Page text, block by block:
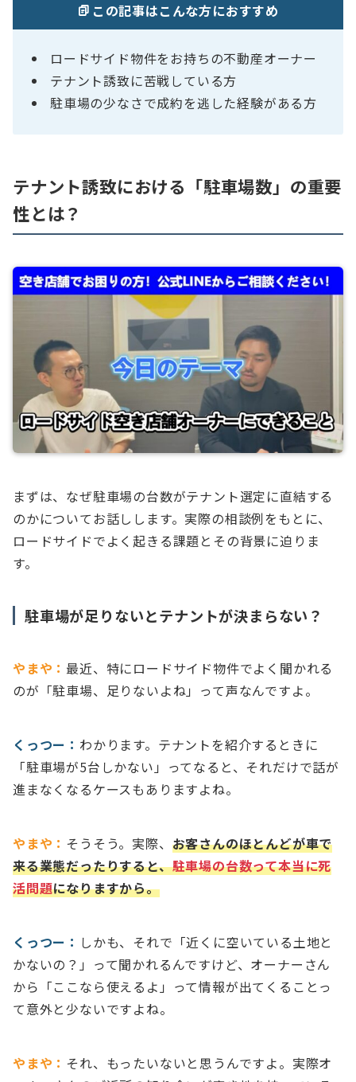
この記事はこんな方におすすめ
ロードサイド物件をお持ちの不動産オーナー
テナント誘致に苦戦している方
駐車場の少なさで成約を逃した経験がある方
テナント誘致における「駐車場数」の重要
性とは？
まずは、なぜ駐車場の台数がテナント選定に直結する
のかについてお話しします。実際の相談例をもとに、
ロードサイドでよく起きる課題とその背景に迫りま
す。
駐車場が足りないとテナントが決まらない？
やまや：最近、特にロードサイド物件でよく聞かれる
のが「駐車場、足りないよね」って声なんですよ。
くっつー： わかります。テナントを紹介するときに
「駐車場が5台しかない」ってなると、それだけで話が
進まなくなるケースもありますよね。
やまや： そうそう。実際、 お客さんのほとんどが車で
来る業態だったりすると、駐車場の台数って本当に死
活問題になりますから。
くっつー： しかも、それで「近くに空いている土地と
かないの？」って聞かれるんですけど、オーナーさん
から「ここなら使えるよ」って情報が出てくることっ
て意外と少ないですよね。
やまや： それ、もったいないと思うんですよ。実際オ